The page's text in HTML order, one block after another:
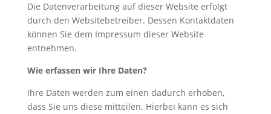
Die Datenverarbeitung auf dieser Website erfolgt
durch den Websitebetreiber. Dessen Kontaktdaten
können Sie dem Impressum dieser Website
entnehmen.
Wie erfassen wir Ihre Daten?
Ihre Daten werden zum einen dadurch erhoben,
dass Sie uns diese mitteilen. Hierbei kann es sich